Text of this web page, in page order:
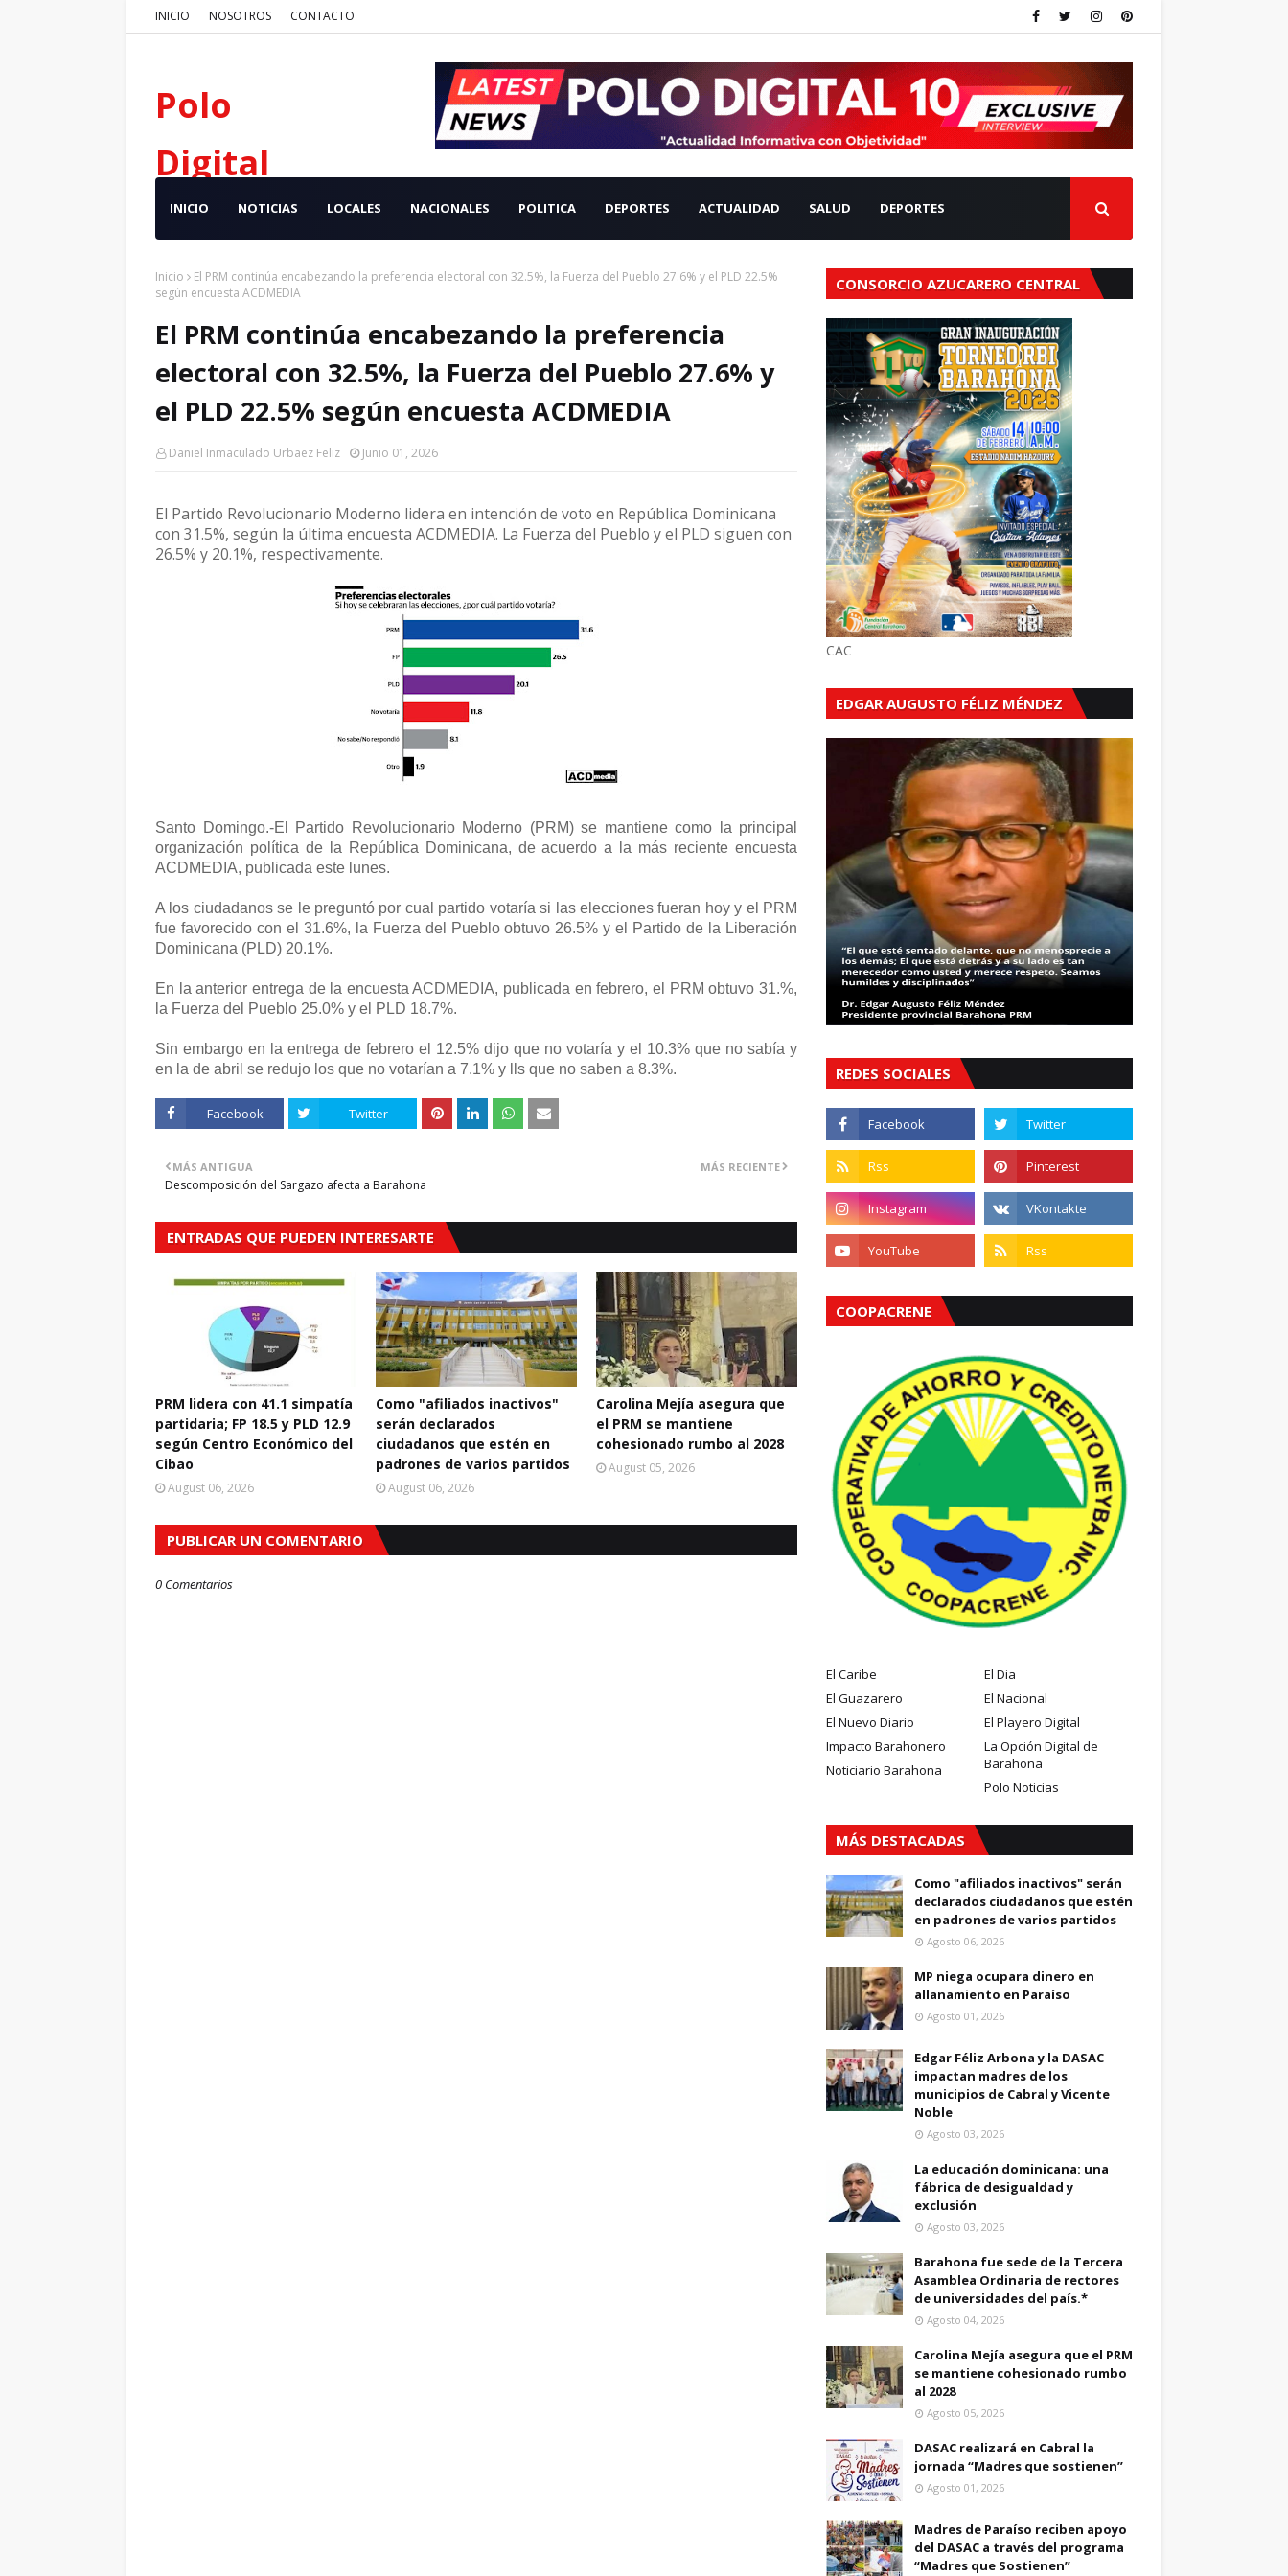
INICIO NOSOTROS CONTACTO
Polo
Digital
INICIO NOTICIAS LOCALES NACIONALES POLITICA DEPORTES ACTUALIDAD SALUD DEPORTES
Inicio
El PRM continúa encabezando la preferencia electoral con 32.5%, la Fuerza del Pueblo 27.6% y el PLD 22.5%
según encuesta ACDMEDIA
El PRM continúa encabezando la preferencia
electoral con 32.5%, la Fuerza del Pueblo 27.6% y
el PLD 22.5% según encuesta ACDMEDIA
Daniel Inmaculado Urbaez Feliz Junio 01, 2026
El Partido Revolucionario Moderno lidera en intención de voto en República Dominicana
con 31.5%, según la última encuesta ACDMEDIA. La Fuerza del Pueblo y el PLD siguen con
26.5% y 20.1%, respectivamente.
Santo Domingo.-El Partido Revolucionario Moderno (PRM) se mantiene como la principal
organización política de la República Dominicana, de acuerdo a la más reciente encuesta
ACDMEDIA, publicada este lunes.
A los ciudadanos se le preguntó por cual partido votaría si las elecciones fueran hoy y el PRM
fue favorecido con el 31.6%, la Fuerza del Pueblo obtuvo 26.5% y el Partido de la Liberación
Dominicana (PLD) 20.1%.
En la anterior entrega de la encuesta ACDMEDIA, publicada en febrero, el PRM obtuvo 31.%,
la Fuerza del Pueblo 25.0% y el PLD 18.7%.
Sin embargo en la entrega de febrero el 12.5% dijo que no votaría y el 10.3% que no sabía y
en la de abril se redujo los que no votarían a 7.1% y lls que no saben a 8.3%.
Facebook Twitter
MÁS RECIENTE
MÁS ANTIGUA
Descomposición del Sargazo afecta a Barahona
ENTRADAS QUE PUEDEN INTERESARTE
PRM lidera con 41.1 simpatía
partidaria; FP 18.5 y PLD 12.9
según Centro Económico del
Cibao
August 06, 2026
Como "afiliados inactivos"
serán declarados
ciudadanos que estén en
padrones de varios partidos
August 06, 2026
Carolina Mejía asegura que
el PRM se mantiene
cohesionado rumbo al 2028
August 05, 2026
PUBLICAR UN COMENTARIO
0 Comentarios
CONSORCIO AZUCARERO CENTRAL
CAC
EDGAR AUGUSTO FÉLIZ MÉNDEZ
REDES SOCIALES
COOPACRENE
El Caribe
El Dia
El Guazarero
El Nacional
El Nuevo Diario
El Playero Digital
Impacto Barahonero
La Opción Digital de
Barahona
Noticiario Barahona
Polo Noticias
MÁS DESTACADAS
Como "afiliados inactivos" serán
declarados ciudadanos que estén
en padrones de varios partidos
Agosto 06, 2026
MP niega ocupara dinero en
allanamiento en Paraíso
Agosto 01, 2026
Edgar Féliz Arbona y la DASAC
impactan madres de los
municipios de Cabral y Vicente
Noble
Agosto 03, 2026
La educación dominicana: una
fábrica de desigualdad y
exclusión
Agosto 03, 2026
Barahona fue sede de la Tercera
Asamblea Ordinaria de rectores
de universidades del país.*
Agosto 04, 2026
Carolina Mejía asegura que el PRM
se mantiene cohesionado rumbo
al 2028
Agosto 05, 2026
DASAC realizará en Cabral la
jornada “Madres que sostienen”
Agosto 01, 2026
Madres de Paraíso reciben apoyo
del DASAC a través del programa
“Madres que Sostienen”